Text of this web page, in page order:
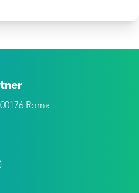
Roma